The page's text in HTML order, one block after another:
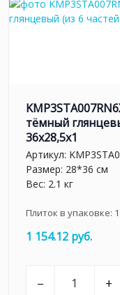
тёмный
36x28,5x1
Артикул:
Размер: 28*36 см
Вес: 2.1 кг
Плиток в упаковке: 1
1 154.12 руб.
– +